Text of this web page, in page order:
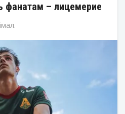
фанатам – лицемерие